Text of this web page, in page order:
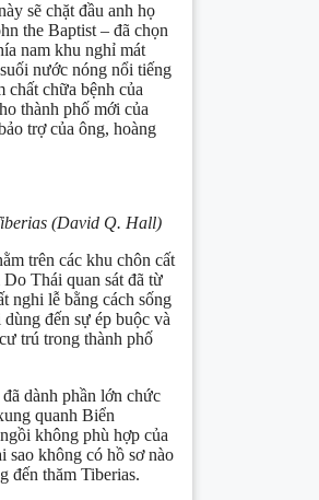
sẽ chặt đầu anh họ
the Baptist – đã chọn
nam khu nghỉ mát
nước nóng nổi tiếng
chất chữa bệnh của
thành phố mới của
trợ của ông, hoàng
(David Q. Hall)
trên các khu chôn cất
Thái quan sát đã từ
nghi lễ bằng cách sống
đến sự ép buộc và
trú trong thành phố
dành phần lớn chức
quanh Biển
không phù hợp của
sao không có hồ sơ nào
đến thăm Tiberias.